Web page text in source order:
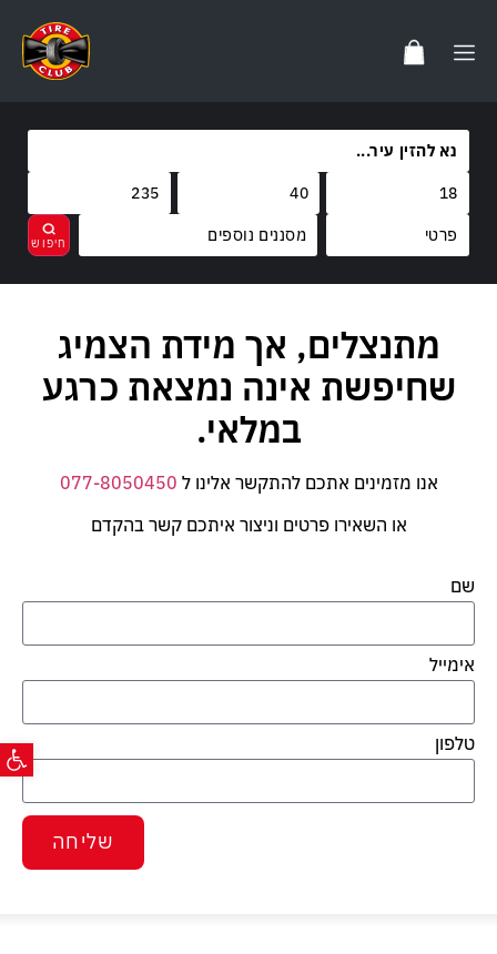
פתח
מסננים נוספים
FARROAD
קוד משקל
95
קוד מהירות
נקה בחר
מתנצלים, אך מידת הצמיג
שחיפשת אינה נמצאת כרגע
במלאי.
אנו מזמינים אתכם להתקשר אלינו ל 077-8050450
או השאירו פרטים וניצור איתכם קשר בהקדם
שם
אימייל
טלפון
שליחה